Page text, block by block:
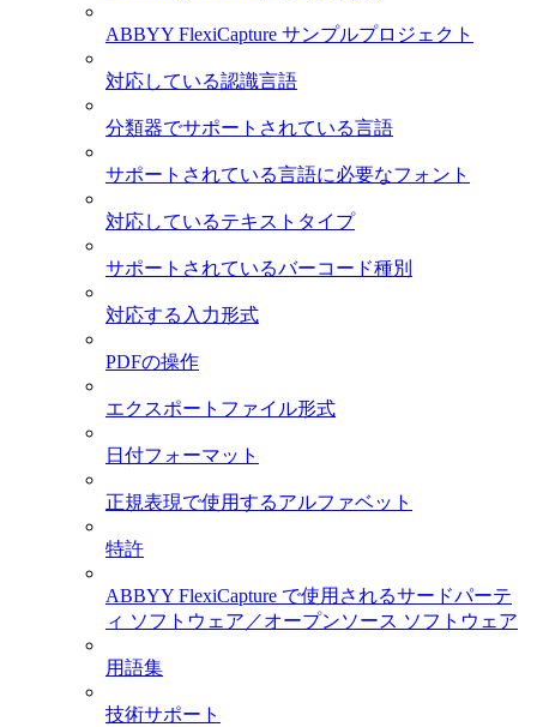
ABBYY FlexiCapture サンプルプロジェクト
対応している認識言語
分類器でサポートされている言語
サポートされている言語に必要なフォント
対応しているテキストタイプ
サポートされているバーコード種別
対応する入力形式
PDFの操作
エクスポートファイル形式
日付フォーマット
正規表現で使用するアルファベット
特許
ABBYY FlexiCapture で使用されるサードパーテ
ィ ソフトウェア／オープンソース ソフトウェア
用語集
技術サポート